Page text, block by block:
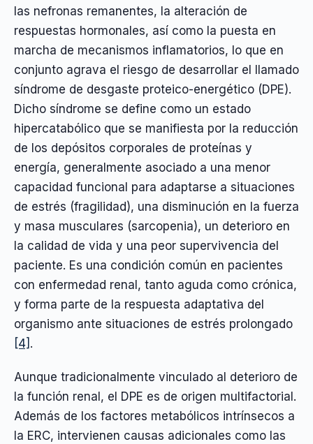
las nefronas remanentes, la alteración de
respuestas hormonales, así como la puesta en
marcha de mecanismos inflamatorios, lo que en
conjunto agrava el riesgo de desarrollar el llamado
síndrome de desgaste proteico-energético (DPE).
Dicho síndrome se define como un estado
hipercatabólico que se manifiesta por la reducción
de los depósitos corporales de proteínas y
energía, generalmente asociado a una menor
capacidad funcional para adaptarse a situaciones
de estrés (fragilidad), una disminución en la fuerza
y masa musculares (sarcopenia), un deterioro en
la calidad de vida y una peor supervivencia del
paciente. Es una condición común en pacientes
con enfermedad renal, tanto aguda como crónica,
y forma parte de la respuesta adaptativa del
organismo ante situaciones de estrés prolongado
[4] .
Aunque tradicionalmente vinculado al deterioro de
la función renal, el DPE es de origen multifactorial.
Además de los factores metabólicos intrínsecos a
la ERC, intervienen causas adicionales como las